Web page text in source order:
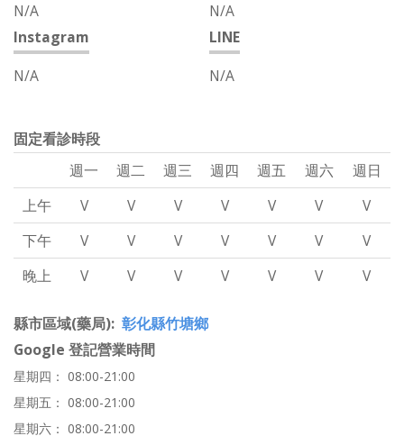
N/A
N/A
Instagram
N/A
LINE
N/A
固定看診時段
週一
週二 週三 週四 週五 週六
週日
上午
V V V V V V
V
下午
V V V V V V
V
晚上
V V V V V V V
縣市區域(藥局) 彰化縣竹塘鄉
Google 登記營業時間
星期四： 08:00-21:00
星期五： 08:00-21:00
星期六： 08:00-21:00